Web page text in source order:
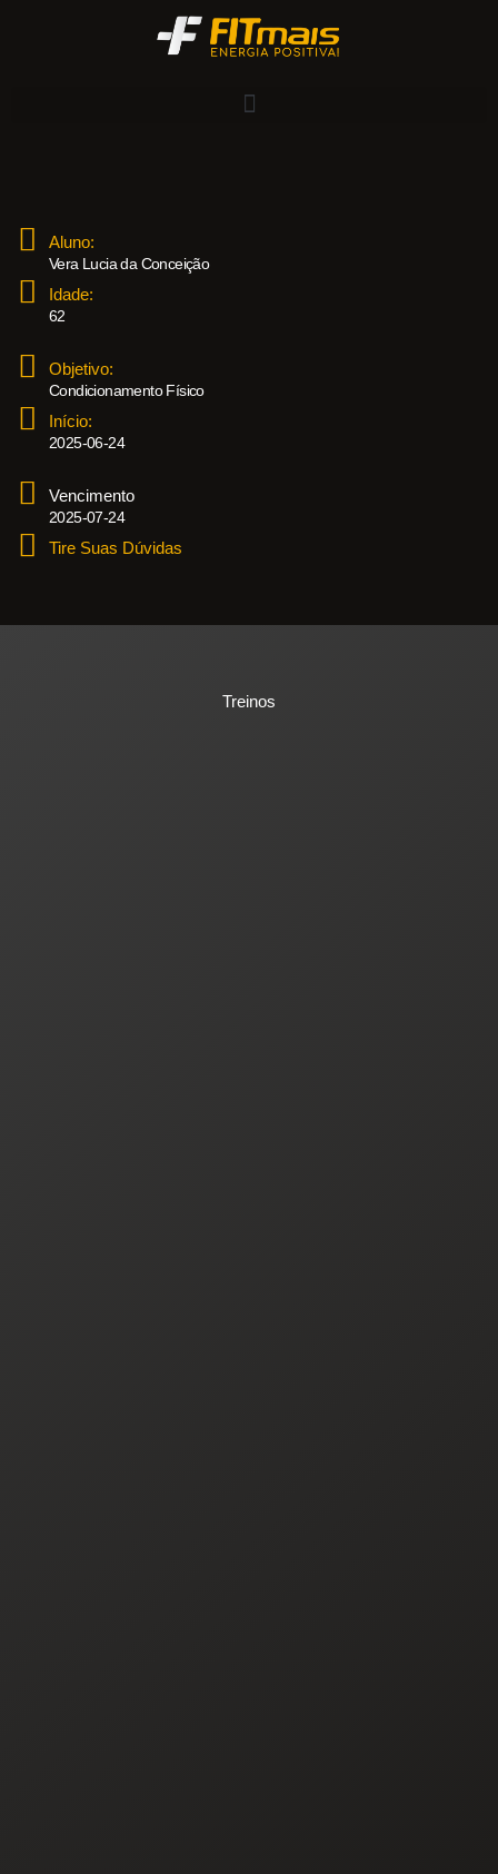
Aluno:
Vera Lucia da Conceição
Idade:
62
Objetivo:
Condicionamento Físico
Início:
2025-06-24
Vencimento
2025-07-24
Tire Suas Dúvidas
Treinos